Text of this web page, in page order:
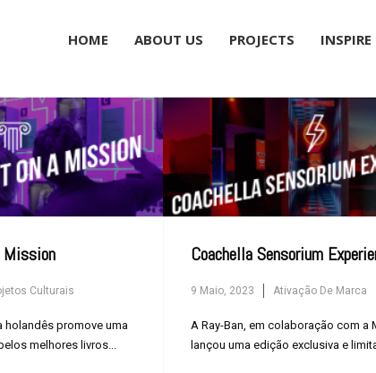
Museums
Corporate
All
HOME ABOUT US PROJECTS INSPIRE
Mission
Culturais
holandês promove uma
melhores livros...
Coachella Sensorium
9 Maio, 2023 Ativação De Marca
A Ray-Ban, em colaboração com a
lançou uma edição exclusiva e